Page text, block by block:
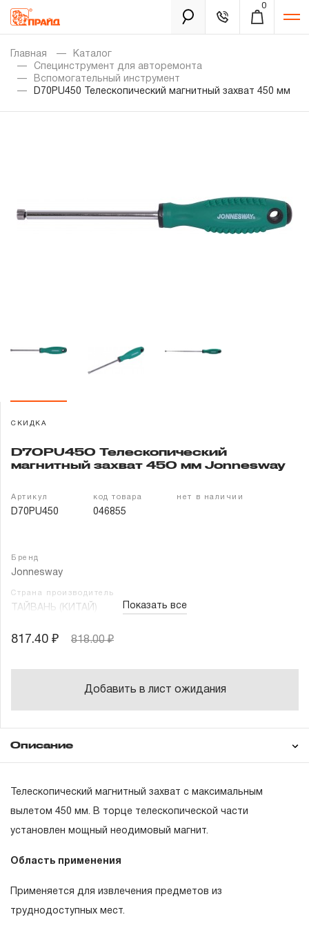
0
Каталог
Золотая лихорадка
Доставка и оплата
Партнерам
Забыли пароль?
Главная
Каталог
Специнструмент для авторемонта
Вспомогательный инструмент
D70PU450 Телескопический магнитный захват 450 мм
СКИДКА
D70PU450 Телескопический
магнитный захват 450 мм Jonnesway
Артикул
D70PU450
код товара
046855
нет в наличии
Бренд
Jonnesway
Страна производитель
ТАЙВАНЬ (КИТАЙ) Показать все
817.40 ₽ 818.00 ₽
Добавить в лист ожидания
Описание
Телескопический магнитный захват с максимальным
вылетом 450 мм. В торце телескопической части
установлен мощный неодимовый магнит.
Область применения
Применяется для извлечения предметов из
труднодоступных мест.
ГАРАНТИЙНЫЕ ОБЯЗАТЕЛЬСТВА.
Понятие «ПОЖИЗНЕННАЯ ГАРАНТИЯ».
1.1 Понятие «ПОЖИЗНЕННАЯ ГАРАНТИЯ» включает в
себя признание неограниченного срока поддержания